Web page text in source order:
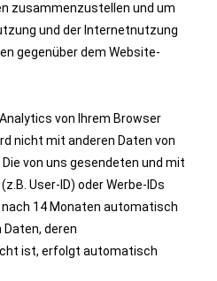
zusammenzustellen und um
und der Internetnutzung
gegenüber dem Website-
von Ihrem Browser
nicht mit anderen Daten von
von uns gesendeten und mit
User-ID) oder Werbe-IDs
14 Monaten automatisch
Daten, deren
ist, erfolgt automatisch